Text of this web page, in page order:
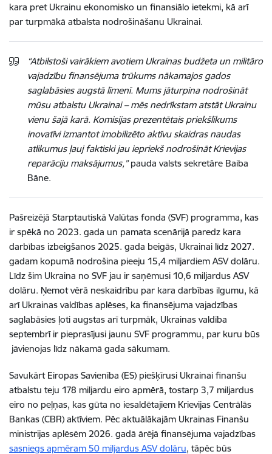
kara pret Ukrainu ekonomisko un finansiālo ietekmi, kā arī
par turpmākā atbalsta nodrošināšanu Ukrainai.
“Atbilstoši vairākiem avotiem Ukrainas budžeta un militāro
vajadzību finansējuma trūkums nākamajos gados
saglabāsies augstā līmenī. Mums jāturpina nodrošināt
mūsu atbalstu Ukrainai – mēs nedrīkstam atstāt Ukrainu
vienu šajā karā. Komisijas prezentētais priekšlikums
inovatīvi izmantot imobilizēto aktīvu skaidras naudas
atlikumus ļauj faktiski jau iepriekš nodrošināt Krievijas
reparāciju maksājumus,”pauda valsts sekretāre Baiba
Bāne.
Pašreizējā Starptautiskā Valūtas fonda (SVF) programma, kas
ir spēkā no 2023. gada un pamata scenārijā paredz kara
darbības izbeigšanos 2025. gada beigās, Ukrainai līdz 2027.
gadam kopumā nodrošina pieeju 15,4 miljardiem ASV dolāru.
Līdz šim Ukraina no SVF jau ir saņēmusi 10,6 miljardus ASV
dolāru. Ņemot vērā neskaidrību par kara darbības ilgumu, kā
arī Ukrainas valdības aplēses, ka finansējuma vajadzības
saglabāsies ļoti augstas arī turpmāk, Ukrainas valdība
septembrī ir pieprasījusi jaunu SVF programmu, par kuru būs
jāvienojas līdz nākamā gada sākumam.
Savukārt Eiropas Savienība (ES) piešķīrusi Ukrainai finanšu
atbalstu teju 178 miljardu eiro apmērā, tostarp 3,7 miljardus
eiro no peļņas, kas gūta no iesaldētajiem Krievijas Centrālās
Bankas (CBR) aktīviem. Pēc aktuālākajām Ukrainas Finanšu
ministrijas aplēsēm 2026. gadā ārējā finansējuma vajadzības
sasniegs apmēram 50 miljardus ASV dolāru, tāpēc būs